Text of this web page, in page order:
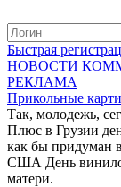
Быстрая
НОВОСТИ
РЕКЛАМА
Прикольные
Так, молодежь,
Плюс в Грузии
как бы придуман
США День
матери.